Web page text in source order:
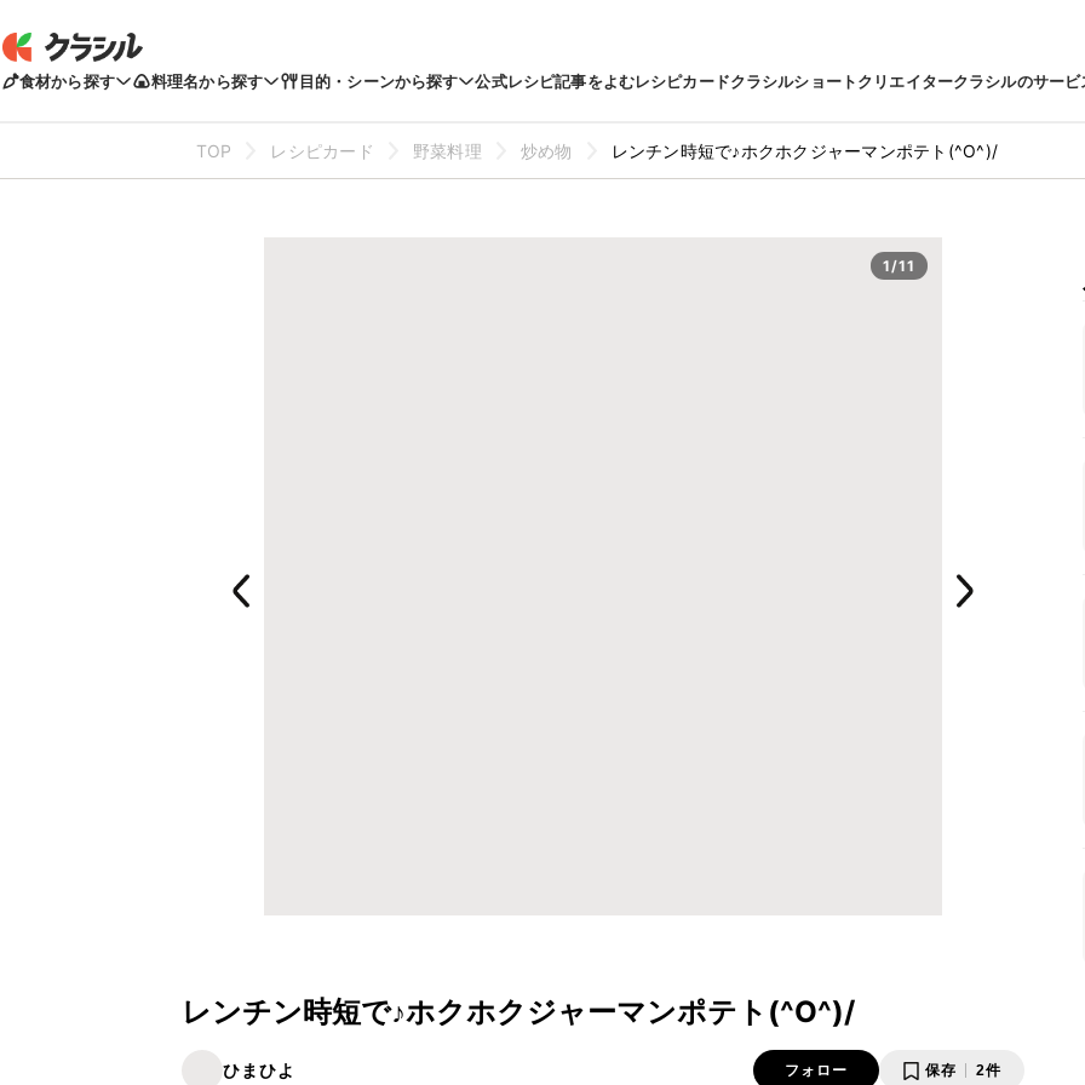
食材から探す 料理名から探す 目的・シーンから探す 公式レシピ記事をよむレシピカードクラシルショートクリエイタークラシルのサービ
TOP レシピカード 野菜料理 炒め物 レンチン時短で♪ホクホクジャーマンポテト(^O^)/
1/11
レンチン時短で♪ホクホクジャーマンポテト(^O^)/
ひまひよ フォロー 保存 2件